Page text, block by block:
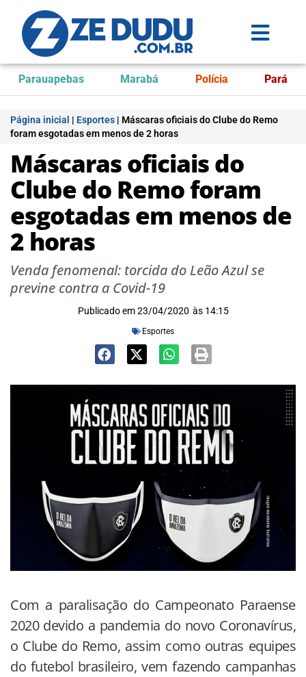
Parauapebas Marabá Polícia Pará
Página inicial | Esportes | Máscaras oficiais do Clube do Remo
foram esgotadas em menos de 2 horas
Máscaras oficiais do
Clube do Remo foram
esgotadas em menos de
2 horas
Venda fenomenal: torcida do Leão Azul se
previne contra a Covid-19
Publicado em 23/04/2020 às 14:15
Esportes
Com a paralisação do Campeonato Paraense
2020 devido a pandemia do novo Coronavírus,
o Clube do Remo, assim como outras equipes
do futebol brasileiro, vem fazendo campanhas